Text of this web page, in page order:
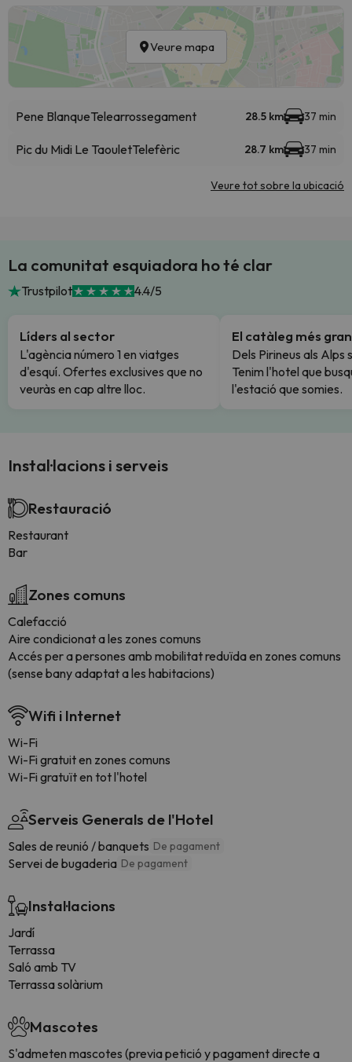
Veure mapa
Pene BlanqueTelearrossegament 28.5 km 37 min
Pic du Midi Le TaouletTelefèric 28.7 km 37 min
Veure tot sobre la ubicació
La comunitat esquiadora ho té clar
Trustpilot 4.4/5
Líders al sector
L'agència número 1 en viatges
d'esquí. Ofertes exclusives que no
veuràs en cap altre lloc.
El catàleg més gran
Dels Pirineus als Alps
Tenim l'hotel que
l'estació que somies.
Instal·lacions i serveis
Restauració
Restaurant
Bar
Zones comuns
Calefacció
Aire condicionat a les zones comuns
Accés per a persones amb mobilitat reduïda en zones comuns
(sense bany adaptat a les habitacions)
Wifi i Internet
Wi-Fi
Wi-Fi gratuit en zones comuns
Wi-Fi gratuït en tot l'hotel
Serveis Generals de l'Hotel
Sales de reunió / banquets De pagament
Servei de bugaderia De pagament
Instal·lacions
Jardí
Terrassa
Saló amb TV
Terrassa solàrium
Mascotes
S'admeten mascotes (previa petició y pagament directe a